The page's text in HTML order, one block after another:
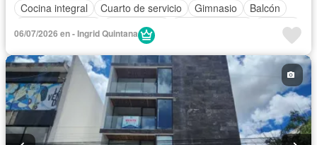
Cocina integral
Cuarto de servicio Gimnasio
Balcón
Zona infantil
Internet
Agua
Zonas verdes
Vista panorámica
Recámara con closet
Caseta de vigilancia
Permite mascotas
Completamente amueblado
06/07/2026 en - Ingrid Quintana